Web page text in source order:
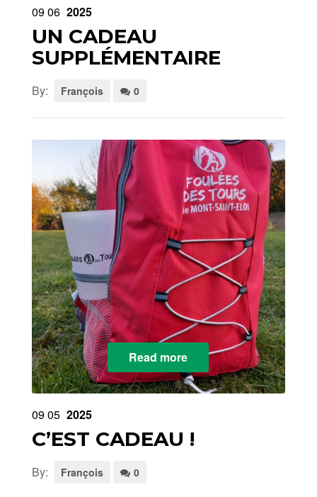
0906 2025
UN CADEAU
SUPPLÉMENTAIRE
By: François 0
Read more
0905 2025
C’EST CADEAU !
By: François 0